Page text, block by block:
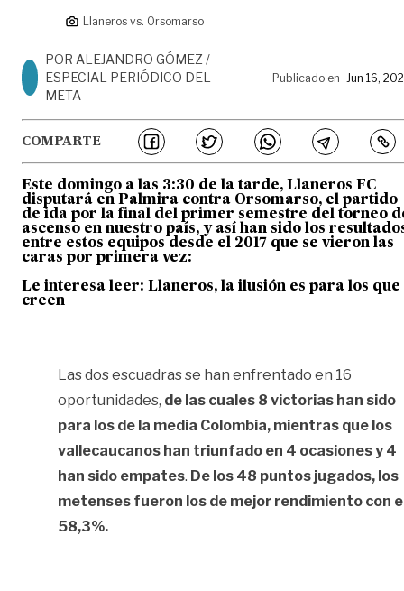
Llaneros vs. Orsomarso
POR ALEJANDRO GÓMEZ /
ESPECIAL PERIÓDICO DEL
META
Publicado en Jun 16,
COMPARTE
Este domingo a las 3:30 de la tarde, Llaneros FC
disputará en Palmira contra Orsomarso, el partido
de ida por la final del primer semestre del torneo
ascenso en nuestro país, y así han sido los
entre estos equipos desde el 2017 que se vieron las
caras por primera vez:
Le interesa leer: Llaneros, la ilusión es para los que
creen
Las dos escuadras se han enfrentado en 16
oportunidades, de las cuales 8 victorias han sido
para los de la media Colombia, mientras que los
vallecaucanos han triunfado en 4 ocasiones y 4
han sido empates. De los 48 puntos jugados, los
metenses fueron los de mejor rendimiento con
58,3%.